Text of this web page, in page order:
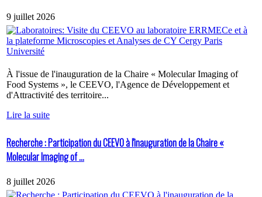
9 juillet 2026
À l'issue de l'inauguration de la Chaire « Molecular Imaging of
Food Systems », le CEEVO, l'Agence de Développement et
d'Attractivité des territoire...
Lire la suite
Recherche : Participation du CEEVO à l'inauguration de la Chaire «
Molecular Imaging of ...
8 juillet 2026